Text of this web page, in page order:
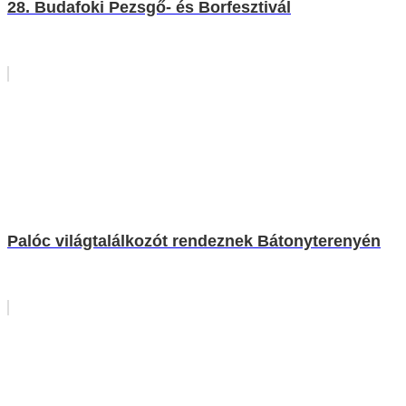
28. Budafoki Pezsgő- és Borfesztivál
Palóc világtalálkozót rendeznek Bátonyterenyén